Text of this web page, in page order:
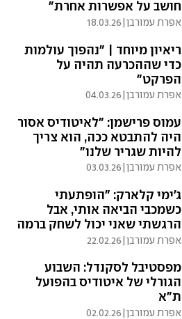
חושב על אפשרות אחרת"
אפרת עמורבן|
18.03.26
ריאיון מיוחד | "נהפוך עולמות
כדי שההכרעה תהיה על
הפרקט"
אפרת עמורבן|
04.03.26
עמוס פרישמן: "לאיטודיס אסור
היה להתבטא ככה, הוא צריך
להיות שגריר שלנו"
אפרת עמורבן|
03.03.26
ג'ימי קלארק: "הופתעתי
כשמכבי הביאה אותי, אבל
הרגשתי שאני יכול לשחק ברמה
הזו"
אפרת עמורבן|
22.02.26
מפסטיבל לסקנדל: השבוע
הגורלי של איטודיס בהפועל
ת"א
אפרת עמורבן|
02.02.26